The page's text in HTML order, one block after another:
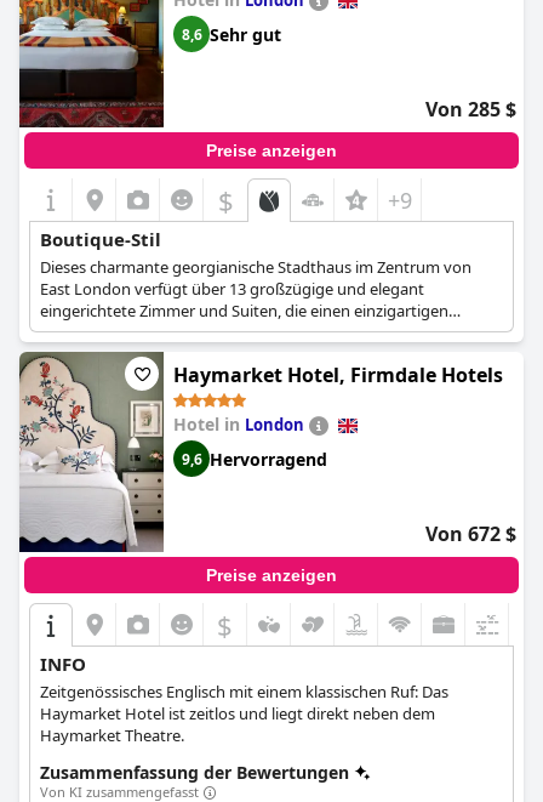
8,6 Sehr gut
Von 285 $
Preise anzeigen
$ +9
Boutique-Stil
Dieses charmante georgianische Stadthaus im Zentrum von
East London verfügt über 13 großzügige und elegant
eingerichtete Zimmer und Suiten, die einen einzigartigen
Charakter und eine Atmosphäre ausstrahlen, als wären Sie
gerade in das Haus Ihrer exzentrischen, aber fabelhaften
Großtante getreten. Jedes Zimmer ist mit eleganten Möbeln
und allen Annehmlichkeiten ausgestattet, die Sie benötigen,
während Sie auch den berühmten Nachmittagstee des Hotels
oder Ihren Lieblingscocktail in der prächtigen Cocktail Lounge
genießen können.
Haymarket Hotel, Firmdale Hotels
Hotel in London
9,6 Hervorragend
Von 672 $
Preise anzeigen
$
INFO
Zeitgenössisches Englisch mit einem klassischen Ruf: Das
Haymarket Hotel ist zeitlos und liegt direkt neben dem
Haymarket Theatre.
Zusammenfassung der Bewertungen
Von KI zusammengefasst